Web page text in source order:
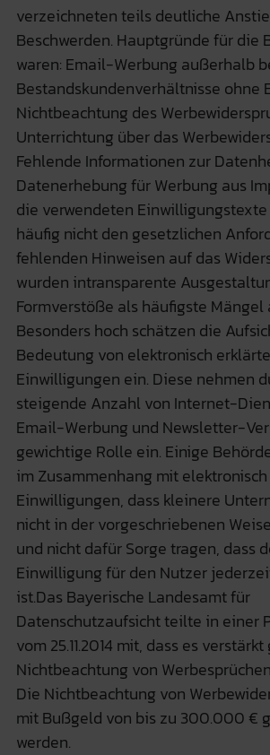
verzeichneten teils deutliche
Beschwerden. Hauptgründe für die
waren: Email-Werbung außerhalb
Bestandskundenverhältnisse ohne
Nichtbeachtung des
Unterrichtung über das
Fehlende Informationen zur
Datenerhebung für Werbung aus
die verwendeten
häufig nicht den gesetzlichen
fehlenden Hinweisen auf das
wurden intransparente
Formverstöße als häufigste Mängel
Besonders hoch schätzen die
Bedeutung von elektronisch
Einwilligungen ein. Diese nehmen
steigende Anzahl von Internet-
Email-Werbung und Newsletter-
gewichtige Rolle ein. Einige
im Zusammenhang mit
Einwilligungen, dass kleinere
nicht in der vorgeschriebenen
und nicht dafür Sorge tragen, dass
Einwilligung für den Nutzer
ist.Das Bayerische Landesamt für
Datenschutzaufsicht teilte in einer
vom 25.11.2014 mit, dass es
Nichtbeachtung von
Die Nichtbeachtung von
mit Bußgeld von bis zu 300.000 €
werden.